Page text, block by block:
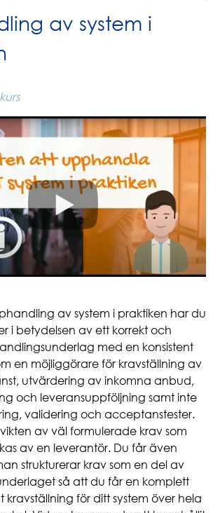
av system i
av system i praktiken har du
i betydelsen av ett korrekt och
med en konsistent
en möjliggörare för kravställning av
utvärdering av inkomna anbud,
och leveransuppföljning samt inte
validering och acceptanstester.
av väl formulerade krav som
av en leverantör. Du får även
strukturerar krav som en del av
så att du får en komplett
kravställning för ditt system över hela